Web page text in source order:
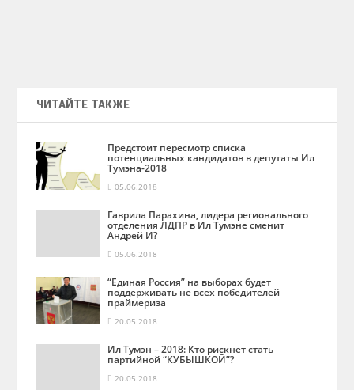
ЧИТАЙТЕ ТАКЖЕ
Предстоит пересмотр списка
потенциальных кандидатов в депутаты Ил
Тумэна-2018
05.06.2018
Гаврила Парахина, лидера регионального
отделения ЛДПР в Ил Тумэне сменит
Андрей И?
05.06.2018
“Единая Россия” на выборах будет
поддерживать не всех победителей
праймериза
20.05.2018
Ил Тумэн – 2018: Кто рискнет стать
партийной “КУБЫШКОЙ”?
20.05.2018